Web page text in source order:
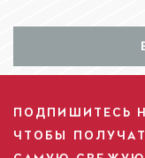
ПОДПИШИТЕСЬ
ЧТОБЫ